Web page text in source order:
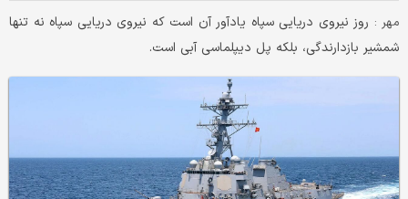
مهر : روز نیروی دریایی سپاه یادآور آن است که نیروی دریایی سپاه نه تنها
شمشیر بازدارندگی، بلکه پل دیپلماسی آبی است.